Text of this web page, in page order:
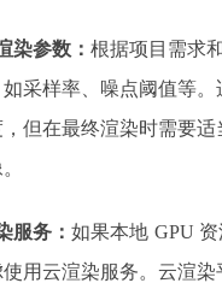
染参数： 根据项目需求
采样率、噪点阈值等
，但在最终渲染时需要
服务： 如果本地 GPU
用云渲染服务。云渲染